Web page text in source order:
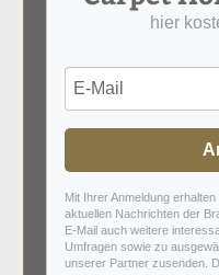
hier
Mit Ihrer Anmeldung
aktuellen Nachrichten der
E-Mail auch weitere
Umfragen sowie zu
unserer Partner zusenden.